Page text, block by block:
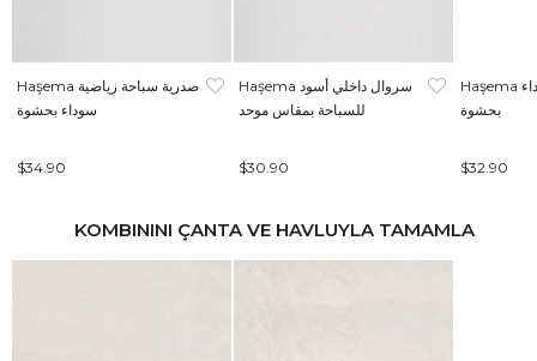
Haşema صدرية سباحة رياضية
سوداء بحشوة
$34.90
Haşema سروال داخلي أسود
للسباحة بمقاس موحد
$30.90
Haşema صدرية سباحة سوداء
بحشوة
$32.90
KOMBININI ÇANTA VE HAVLUYLA TAMAMLA